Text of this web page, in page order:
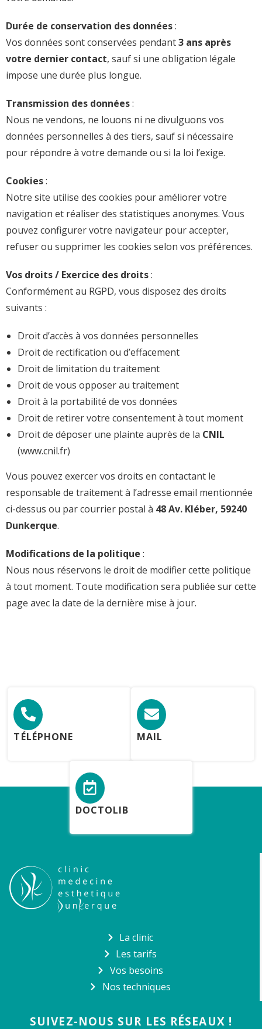
Durée de conservation des données:
Vos données sont conservées pendant3 ans après
votre dernier contact, sauf si une obligation légale
impose une durée plus longue.
Transmission des données:
Nous ne vendons, ne louons ni ne divulguons vos
données personnelles à des tiers, sauf si nécessaire
pour répondre à votre demande ou si la loi l’exige.
Cookies:
Notre site utilise des cookies pour améliorer votre
navigation et réaliser des statistiques anonymes. Vous
pouvez configurer votre navigateur pour accepter,
refuser ou supprimer les cookies selon vos préférences.
Vos droits / Exercice des droits:
Conformément au RGPD, vous disposez des droits
suivants :
Droit d’accès à vos données personnelles
Droit de rectification ou d’effacement
Droit de limitation du traitement
Droit de vous opposer au traitement
Droit à la portabilité de vos données
Droit de retirer votre consentement à tout moment
Droit de déposer une plainte auprès de la CNIL
(www.cnil.fr)
Vous pouvez exercer vos droits en contactant le
responsable de traitement à l’adresse email mentionnée
ci-dessus ou par courrier postal à 48 Av. Kléber, 59240
Dunkerque.
Modifications de la politique :
Nous nous réservons le droit de modifier cette politique
à tout moment. Toute modification sera publiée sur cette
page avec la date de la dernière mise à jour.
TÉLÉPHONE MAIL
DOCTOLIB
La clinic
Les tarifs
Vos besoins
Nos techniques
SUIVEZ-NOUS SUR LES RÉSEAUX !